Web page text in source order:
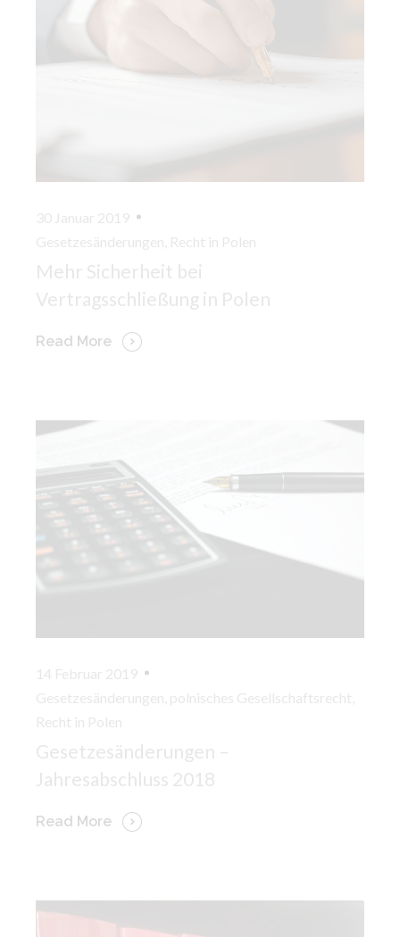
30 Januar 2019
Gesetzesänderungen Recht in Polen
Mehr Sicherheit bei
Vertragsschließung in Polen
Read More
14 Februar 2019
Gesetzesänderungen polnisches Gesellschaftsrecht
Recht in Polen
Gesetzesänderungen –
Jahresabschluss 2018
Read More